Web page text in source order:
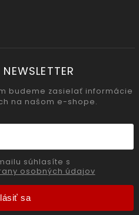
budeme zasielať informácie
na našom e-shope.
osobných údajov
sa